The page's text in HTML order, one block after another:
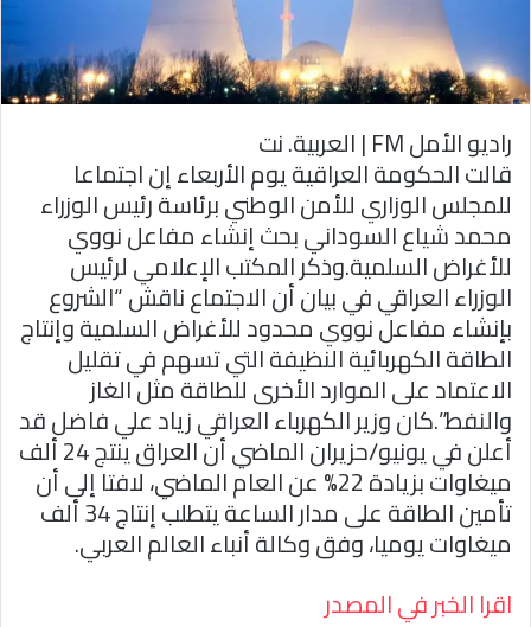
ت
ر
و
ن
ي
راديو الأمل FM | العربية. نت
قالت الحكومة العراقية يوم الأربعاء إن اجتماعا
للمجلس الوزاري للأمن الوطني برئاسة رئيس الوزراء
محمد شياع السوداني بحث إنشاء مفاعل نووي
للأغراض السلمية.وذكر المكتب الإعلامي لرئيس
الوزراء العراقي في بيان أن الاجتماع ناقش “الشروع
بإنشاء مفاعل نووي محدود للأغراض السلمية وإنتاج
الطاقة الكهربائية النظيفة التي تسهم في تقليل
الاعتماد على الموارد الأخرى للطاقة مثل الغاز
والنفط”.كان وزير الكهرباء العراقي زياد علي فاضل قد
أعلن في يونيو/حزيران الماضي أن العراق ينتج 24 ألف
ميغاوات بزيادة 22% عن العام الماضي، لافتا إلى أن
تأمين الطاقة على مدار الساعة يتطلب إنتاج 34 ألف
ميغاوات يوميا، وفق وكالة أنباء العالم العربي.
اقرا الخبر في المصدر